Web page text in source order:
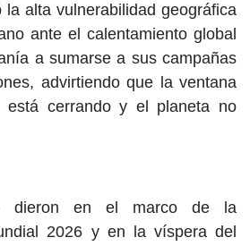
la alta vulnerabilidad geográfica
ante el calentamiento global
a sumarse a sus campañas
advirtiendo que la ventana
está cerrando y el planeta no
dieron en el marco de la
2026 y en la víspera del